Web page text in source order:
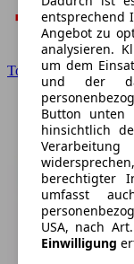
Toyota
entsprechend
Angebot zu
analysieren.
um dem
und der
Button unten
hinsichtlich
berechtigter
umfasst
USA, nach
Einwilligung